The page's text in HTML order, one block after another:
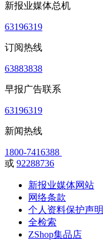
新报业媒体总机
63196319
订阅热线
63883838
早报广告联系
63196319
新闻热线
1800-7416388
或 92288736
新报业媒体网站
网络条款
个人资料保护声明
全检索
ZShop集品店